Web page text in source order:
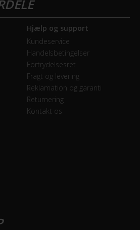
Shimano BR-R9170
R9100 - 22 Speed
R9100
Hjælp og support
Kundeservice
Handelsbetingelser
Fortrydelsesret
Fragt og levering
Reklamation og garanti
Returnering
Kontakt os